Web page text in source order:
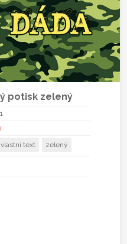
potisk zelený
vlastní text zelený